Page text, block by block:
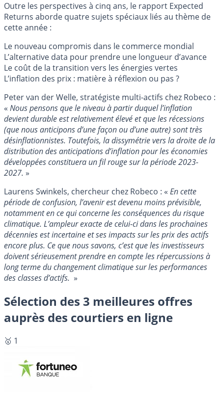
Outre les perspectives à cinq ans, le rapport Expected
Returns aborde quatre sujets spéciaux liés au thème de
cette année :
Le nouveau compromis dans le commerce mondial
L’alternative data pour prendre une longueur d’avance
Le coût de la transition vers les énergies vertes
L’inflation des prix : matière à réflexion ou pas ?
Peter van der Welle, stratégiste multi-actifs chez Robeco :
« Nous pensons que le niveau à partir duquel l’inflation
devient durable est relativement élevé et que les récessions
(que nous anticipons d’une façon ou d’une autre) sont très
désinflationnistes. Toutefois, la dissymétrie vers la droite de la
distribution des anticipations d’inflation pour les économies
développées constituera un fil rouge sur la période 2023-
2027. »
Laurens Swinkels, chercheur chez Robeco : « En cette
période de confusion, l’avenir est devenu moins prévisible,
notamment en ce qui concerne les conséquences du risque
climatique. L’ampleur exacte de celui-ci dans les prochaines
décennies est incertaine et ses impacts sur les prix des actifs
encore plus. Ce que nous savons, c’est que les investisseurs
doivent sérieusement prendre en compte les répercussions à
long terme du changement climatique sur les performances
des classes d’actifs. »
Sélection des 3 meilleures offres
auprès des courtiers en ligne
🥇 1